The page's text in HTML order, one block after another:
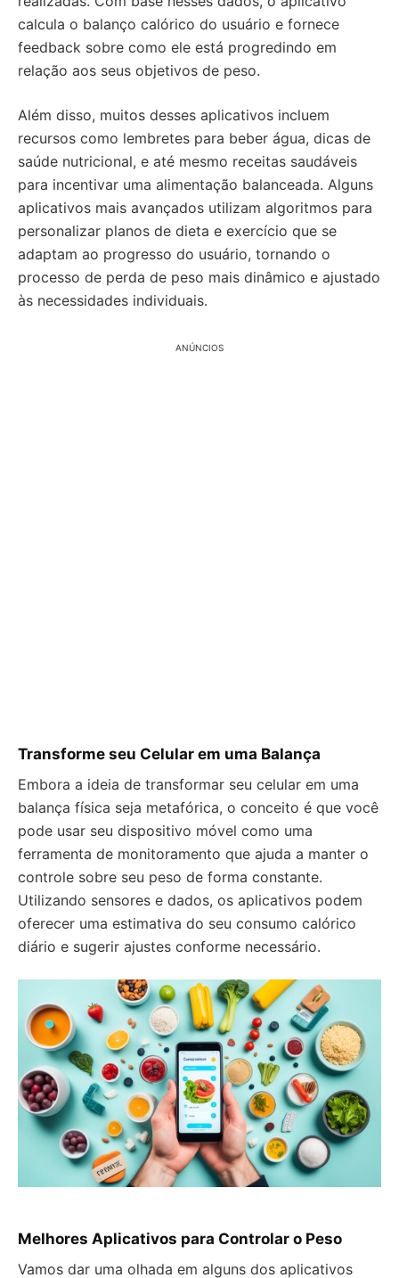
calcula o balanço calórico do usuário e fornece
feedback sobre como ele está progredindo em
relação aos seus objetivos de peso.
Além disso, muitos desses aplicativos incluem
recursos como lembretes para beber água, dicas de
saúde nutricional, e até mesmo receitas saudáveis
para incentivar uma alimentação balanceada. Alguns
aplicativos mais avançados utilizam algoritmos para
personalizar planos de dieta e exercício que se
adaptam ao progresso do usuário, tornando o
processo de perda de peso mais dinâmico e ajustado
às necessidades individuais.
ANÚNCIOS
Transforme seu Celular em uma Balança
Embora a ideia de transformar seu celular em uma
balança física seja metafórica, o conceito é que você
pode usar seu dispositivo móvel como uma
ferramenta de monitoramento que ajuda a manter o
controle sobre seu peso de forma constante.
Utilizando sensores e dados, os aplicativos podem
oferecer uma estimativa do seu consumo calórico
diário e sugerir ajustes conforme necessário.
Melhores Aplicativos para Controlar o Peso
Vamos dar uma olhada em alguns dos aplicativos